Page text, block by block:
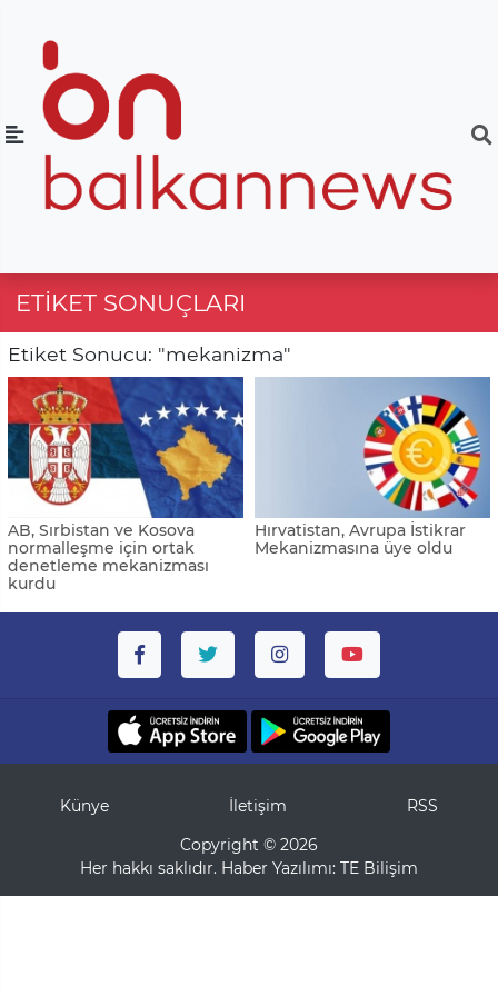
ETIKET SONUÇLARI
Etiket Sonucu: "mekanizma"
AB, Sırbistan ve Kosova
normalleşme için ortak
denetleme mekanizması
kurdu
Hırvatistan, Avrupa İstikrar
Mekanizmasına üye oldu
Künye İletişim
RSS
Copyright © 2026
Her hakkı saklıdır. Haber Yazılımı: TE Bilişim